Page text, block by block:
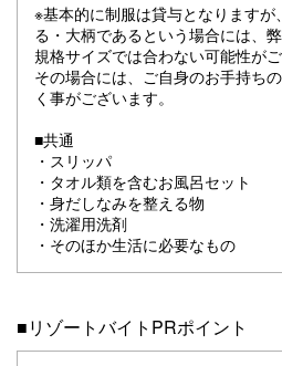
※基本的に制服は貸与となります
る・大柄であるという場合には、
規格サイズでは合わない可能性がご
その場合には、ご自身のお手持ち
く事がございます。
■共通
・スリッパ
・タオル類を含むお風呂セット
・身だしなみを整える物
・洗濯用洗剤
・そのほか生活に必要なもの
■リゾートバイトPRポイント